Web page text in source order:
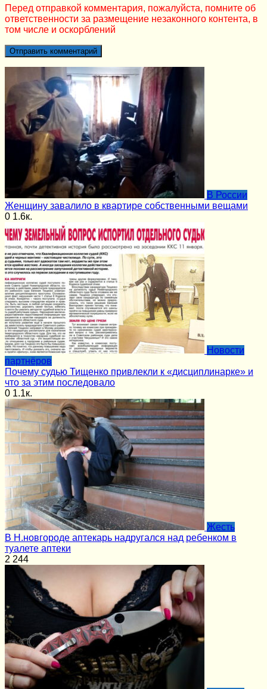
Перед отправкой комментария, пожалуйста, помните об
ответственности за размещение незаконного контента, в
том числе и оскорблений
В России
Женщину завалило в квартире собственными вещами
0 1.6к.
Новости
партнёров
Почему судью Тищенко привлекли к «дисциплинарке» и
что за этим последовало
0 1.1к.
Жесть
В Н.новгороде аптекарь надругался над ребенком в
туалете аптеки
2 244